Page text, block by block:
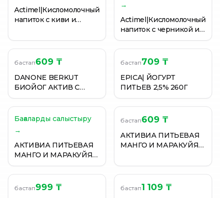
Actimel|Кисломолочный
напиток с киви и
→
Actimel|Кисломолочный
напиток с черникой и
ежевикой 2,5% 100г
бастап609 ₸
DANONE BERKUT
БИОЙОГ АКТИВ С
ЧЕРНИК ЗЛАК ЛЬНО
270Г
бастап709 ₸
EPICA| ЙОГУРТ
ПИТЬЕВ 2,5% 260Г
Бағаларды салыстыру
→
АКТИВИА ПИТЬЕВАЯ
МАНГО И МАРАКУЙЯ
2,1% 270ГР П/Б
бастап609 ₸
АКТИВИА ПИТЬЕВАЯ
МАНГО И МАРАКУЙЯ
бастап999 ₸ бастап1 109 ₸